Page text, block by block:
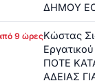
ΔΗΜΟΥ
9 ώρεςΚώστας
ΠΟΤΕ
ΑΔΕΙΑΣ